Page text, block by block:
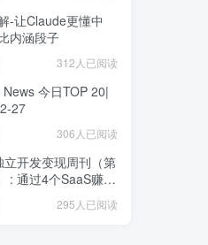
-让Claude更懂中
内涵段子
312人已阅读
今日TOP 20|
27
306人已阅读
立开发变现周刊（第
: 通过4个SaaS赚取
295人已阅读